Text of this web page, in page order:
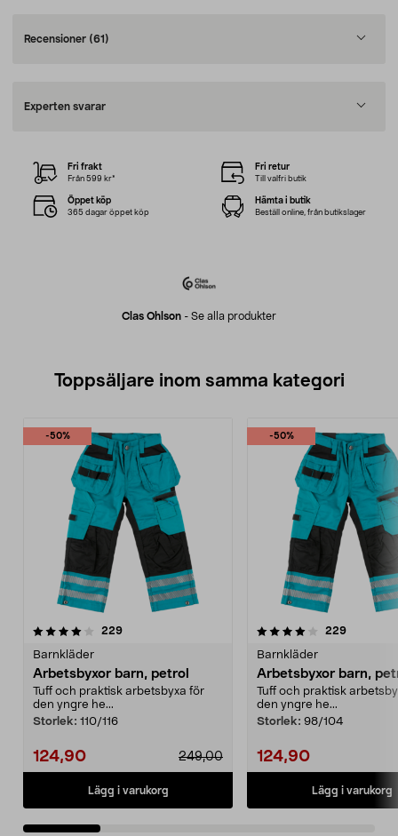
Recensioner (61)
Experten svarar
Clas Ohlson - Se alla produkter
Fri frakt
Från 599 kr*
Fri retur
Till valfri butik
Öppet köp
365 dagar öppet köp
Hämta i butik
Beställ online, från butikslager
Toppsäljare inom samma kategori
-50%
229recensioner
Barnkläder
Arbetsbyxor barn, petrol
Tuff och praktisk arbetsbyxa för
den yngre he...
Storlek: 110/116
124,90 249,00
Lägg i varukorg
-50%
4.0 av 5 stjärnor 229
Barnkläder
Arbetsbyxor barn,
Tuff och praktisk
den yngre he...
Storlek: 98/104
124,90
Lägg i varukorg
4.0 av 5 stjärnor